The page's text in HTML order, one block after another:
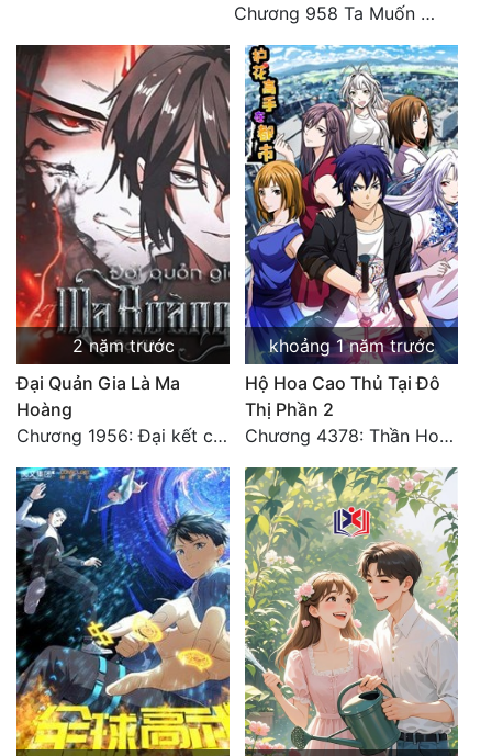
Chương 958 Ta Muốn Cùng Các Cô Vĩnh Viễn Ở Bên Nhau (2) Hết
2 năm trước
Đại Quản Gia Là Ma
Hoàng
Chương 1956: Đại kết cục
khoảng 1 năm trước
Hộ Hoa Cao Thủ Tại Đô
Thị Phần 2
Chương 4378: Thần Hoàng Hạ Thiên (Đại kết cục) (03)